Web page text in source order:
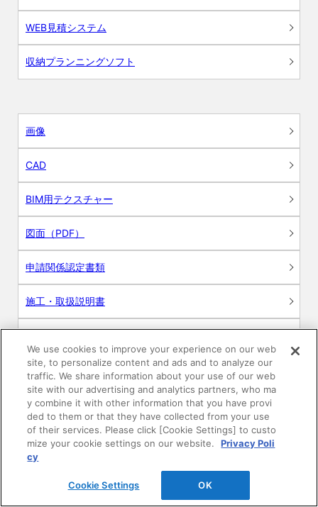
WEB見積システム
収納プランニングソフト
画像
CAD
BIM用テクスチャー
図面（PDF）
申請関係認定書類
施工・取扱説明書
シミュレーションツール
24時間換気システム〈エアスマート〉
簡易設計見積ソフト
R&Dセンター環境測定・分析サービス
We use cookies to improve your experience on our web
site, to personalize content and ads and to analyze our
traffic. We share information about your use of our web
site with our advertising and analytics partners, who ma
y combine it with other information that you have provi
ded to them or that they have collected from your use
of their services. Please click [Cookie Settings] to custo
mize your cookie settings on our website.
Privacy Poli
cy
Cookie Settings OK